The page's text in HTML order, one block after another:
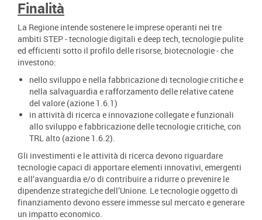
Finalità
La Regione intende sostenere le imprese operanti nei tre
ambiti STEP - tecnologie digitali e deep tech, tecnologie pulite
ed efficienti sotto il profilo delle risorse, biotecnologie - che
investono:
nello sviluppo e nella fabbricazione di tecnologie critiche e
nella salvaguardia e rafforzamento delle relative catene
del valore (azione 1.6.1)
in attività di ricerca e innovazione collegate e funzionali
allo sviluppo e fabbricazione delle tecnologie critiche, con
TRL alto (azione 1.6.2).
Gli investimenti e le attività di ricerca devono riguardare
tecnologie capaci di apportare elementi innovativi, emergenti
e all’avanguardia e/o di contribuire a ridurre o prevenire le
dipendenze strategiche dell’Unione. Le tecnologie oggetto di
finanziamento devono essere immesse sul mercato e generare
un impatto economico.